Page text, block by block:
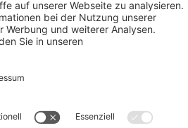
Solutions
Karlsruhe